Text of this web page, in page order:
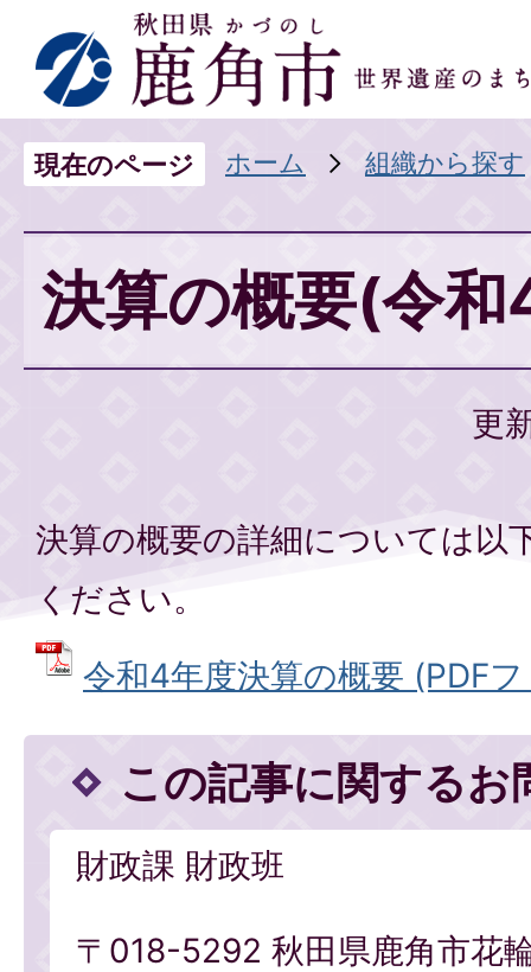
現在のページ ホーム 組織から探す
決算の概要(令
更
決算の概要の詳細については以
ください。
令和4年度決算の概要 (PDF
この記事に関するお
財政課 財政班
〒018-5292 秋田県鹿角市花